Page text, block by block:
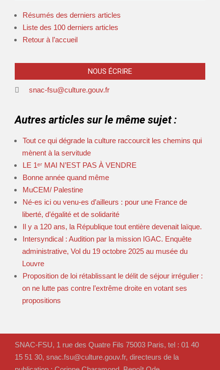
Résumés des derniers articles
Liste des 100 derniers articles
Retour à l’accueil
NOUS ÉCRIRE
snac-fsu@culture.gouv.fr
Autres articles sur le même sujet :
Tout ce qui dégrade la culture raccourcit les chemins qui
mènent à la servitude
LE 1ᵉʳ MAI N’EST PAS À VENDRE
Bonne année quand même
MuCEM/ Palestine
Né-es ici ou venu-es d’ailleurs : pour une France de
liberté, d’égalité et de solidarité
Il y a 120 ans, la République tout entière devenait laïque.
Intersyndical : Audition par la mission IGAC. Enquête
administrative, Vol du 19 octobre 2025 au musée du
Louvre
Proposition de loi rétablissant le délit de séjour irrégulier :
on ne lutte pas contre l’extrême droite en votant ses
propositions
SNAC-FSU, 1 rue des Quatre Fils 75003 Paris, tel : 01 40
15 51 30, snac.fsu@culture.gouv.fr, directeurs de la